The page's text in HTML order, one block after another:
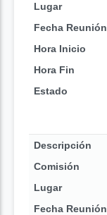
Lugar
Fecha Reunión
Hora Inicio
Hora Fin
Estado
Descripción
Comisión
Lugar
Fecha Reunión